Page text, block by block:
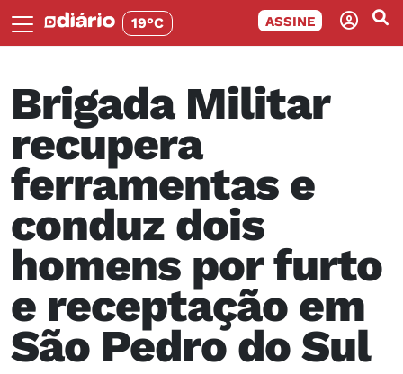
19°C ASSINE
Brigada Militar
recupera
ferramentas e
conduz dois
homens por furto
e receptação em
São Pedro do Sul